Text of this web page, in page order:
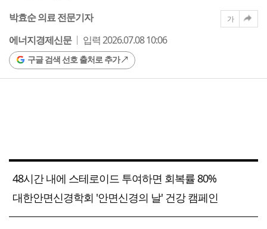
박효순 의료 전문기자
에너지경제신문
입력 2026.07.08 10:06
구글 검색 선호 출처로 추가
가
48시간 내에 스테로이드 투여하면 회복률 80%
대한안면신경학회 '안면신경의 날' 건강 캠페인